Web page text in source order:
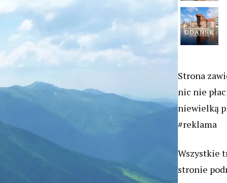
Strona
nic nie
niewielką
#reklama
Wszystkie
stronie